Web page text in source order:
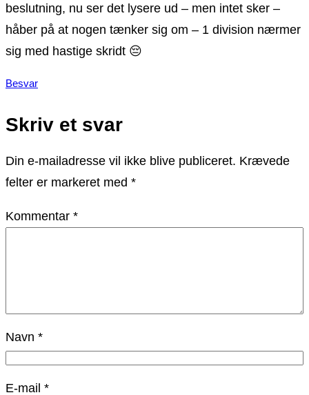
beslutning, nu ser det lysere ud – men intet sker –
håber på at nogen tænker sig om – 1 division nærmer
sig med hastige skridt 😔
Besvar
Skriv et svar
Din e-mailadresse vil ikke blive publiceret. Krævede
felter er markeret med *
Kommentar *
Navn *
E-mail *